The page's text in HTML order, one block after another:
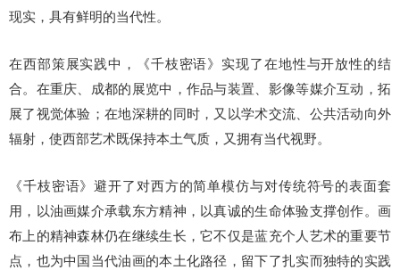
现实，具有鲜明的当代性。
在西部策展实践中，《千枝密语》实现了在地性与开放性的结
合。 在重庆、成都的展览中，作品与装置、影像等媒介互动，拓
展了视觉体验； 在地深耕的同时，又以学术交流、公共活动向外
辐射，使西部艺术既保持本土气质，又拥有当代视野。
《千枝密语》避开了对西方的简单模仿与对传统符号的表面套
用，以油画媒介承载东方精神，以真诚的生命体验支撑创作。 画
布上的精神森林仍在继续生长，它不仅是蓝充个人艺术的重要节
点，也为中国当代油画的本土化路径，留下了扎实而独特的实践